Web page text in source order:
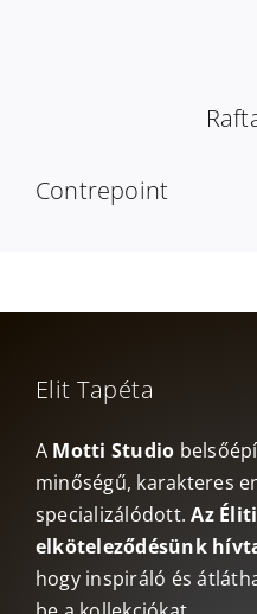
Contrepoint
Elit Tapéta
A Motti Studio
minőségű, karakteres
specializálódott.Az
elköteleződésünk
hogy inspiráló és